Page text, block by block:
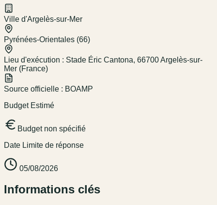
Ville d'Argelès-sur-Mer
Pyrénées-Orientales (66)
Lieu d'exécution : Stade Éric Cantona, 66700 Argelès-sur-
Mer (France)
Source officielle : BOAMP
Budget Estimé
Budget non spécifié
Date Limite de réponse
05/08/2026
Informations clés